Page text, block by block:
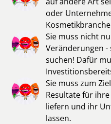
oder
Sie muss nicht
Veränderungen -
suchen! Dafür
Sie muss zum
Resultate für
liefern und ihr
lassen.